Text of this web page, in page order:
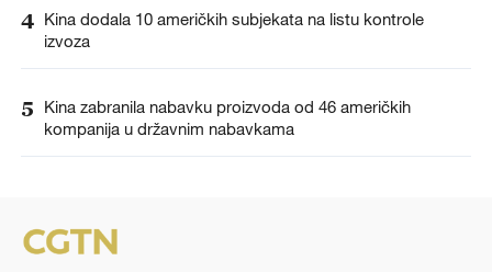
4 Kina dodala 10 američkih subjekata na listu kontrole
izvoza
5
Kina zabranila nabavku proizvoda od 46 američkih
kompanija u državnim nabavkama